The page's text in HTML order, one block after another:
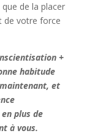
de la placer
de votre force
+
habitude
et
plus de
à vous.